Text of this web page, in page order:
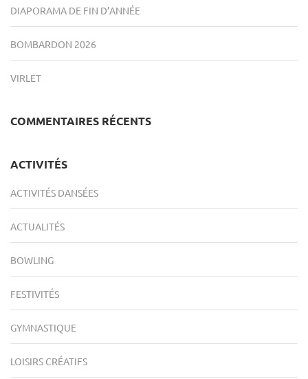
DIAPORAMA DE FIN D’ANNÉE
BOMBARDON 2026
VIRLET
COMMENTAIRES RÉCENTS
ACTIVITÉS
ACTIVITÉS DANSÉES
ACTUALITÉS
BOWLING
FESTIVITÉS
GYMNASTIQUE
LOISIRS CRÉATIFS